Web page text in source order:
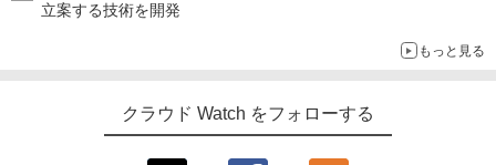
立案する技術を開発
もっと見る
クラウド Watch をフォローする